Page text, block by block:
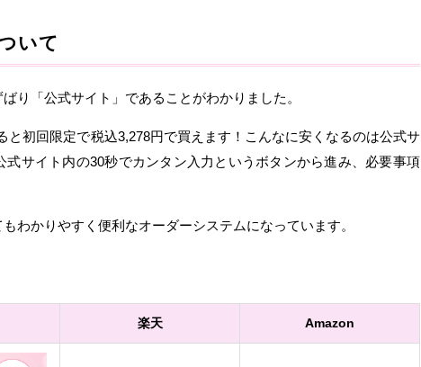
いて
り「公式サイト」であることがわかりました。
と初回限定で税込3,278円で買えます！こんなに安くなるのは公式サ
サイト内の30秒でカンタン入力というボタンから進み、必要事項
わかりやすく便利なオーダーシステムになっています。
楽天 Amazon